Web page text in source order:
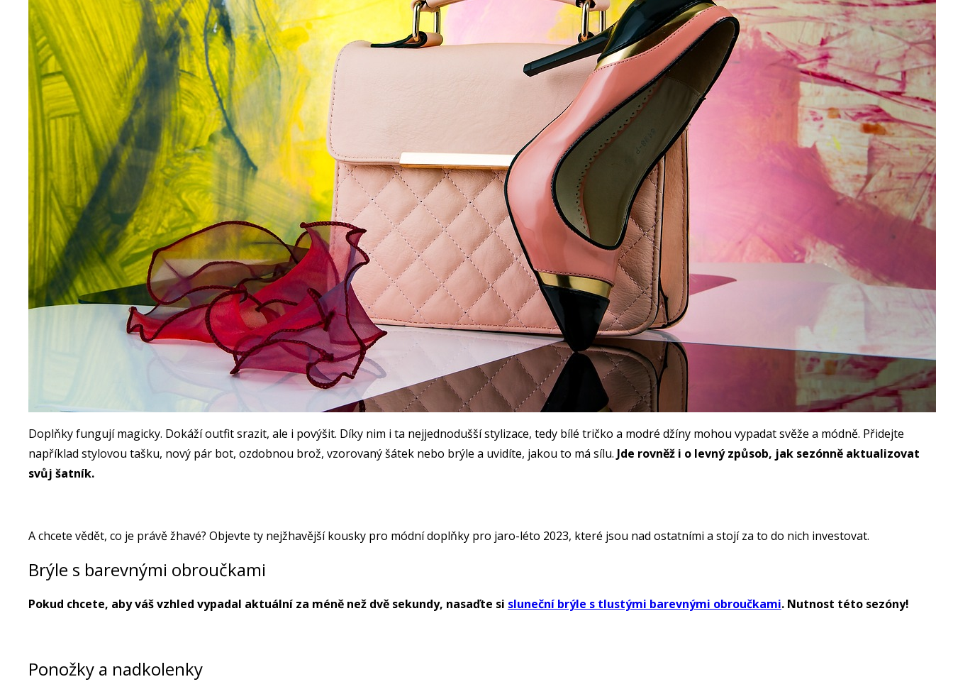
Doplňky fungují magicky. Dokáží outfit srazit, ale i povýšit. Díky nim i ta nejjednodušší stylizace, tedy bílé tričko a modré džíny mohou vypadat svěže a módně. Přidejte
například stylovou tašku, nový pár bot, ozdobnou brož, vzorovaný šátek nebo brýle a uvidíte, jakou to má sílu. Jde rovněž i o levný způsob, jak sezónně aktualizovat
svůj šatník.
A chcete vědět, co je právě žhavé? Objevte ty nejžhavější kousky pro módní doplňky pro jaro-léto 2023, které jsou nad ostatními a stojí za to do nich investovat.
Brýle s barevnými obroučkami
Pokud chcete, aby váš vzhled vypadal aktuální za méně než dvě sekundy, nasaďte si sluneční brýle s tlustými barevnými obroučkami. Nutnost této sezóny!
Ponožky a nadkolenky